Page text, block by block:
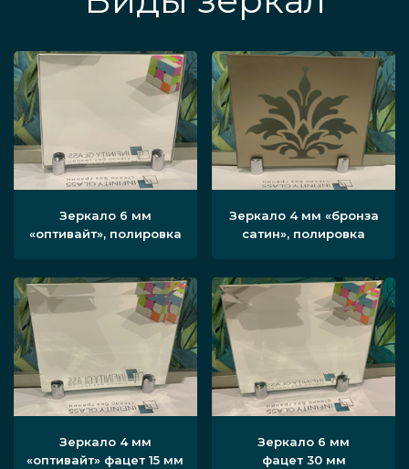
Зеркало 6 мм
«оптивайт», полировка
Зеркало 4 мм «бронза
сатин», полировка
Зеркало 4 мм
«оптивайт» фацет 15 мм
Зеркало 6 мм
фацет 30 мм